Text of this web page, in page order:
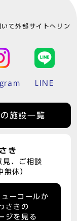
て外部サイトへリン
LINE
施設一覧
き
見、ご相談
休）
ーコールか
さきの
ジを見る